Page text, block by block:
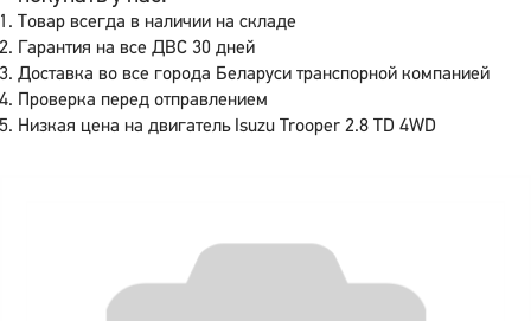
Товар всегда в наличии на складе
Гарантия на все ДВС 30 дней
Доставка во все города Беларуси транспорной компанией
Проверка перед отправлением
Низкая цена на двигатель Isuzu Trooper 2.8 TD 4WD